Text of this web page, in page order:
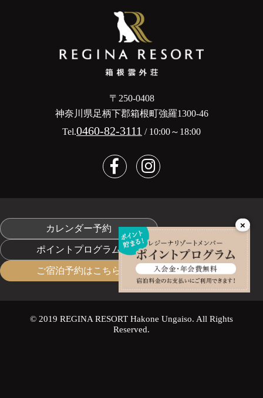
〒250-0408
神奈川県足柄下郡箱根町強羅1300-46
Tel.0460-82-3111 / 10:00～18:00
カレンダー予約
ポイントプログラム
ご宿泊予約はこちら
© 2019 REGINA RESORT Hakone Ungaiso. All Rights
Reserved.
×